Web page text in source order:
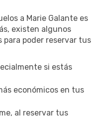
a Marie Galante es
existen algunos
para poder reservar tus
si estás
económicos en tus
al reservar tus